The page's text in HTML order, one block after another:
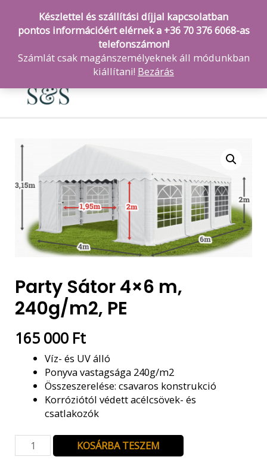
Készlettel és szállítási díjjal kapcsolatban
pontos információért elérnek a +36 70 376 6068-as
telefonszámon!
Számlát csak magánszemélyeknek áll módunkban
kiállítani! Bezárás
Party Sátor 4×6 m,
240g/m2, PE
165 000 Ft
Víz- és UV álló
Ponyva vastagsága 240g/m2
Összeszerelése: csavaros konstrukció
Korróziótól védett acélcsövek- és
csatlakozók
Party
Sátor
KOSÁRBA TESZEM